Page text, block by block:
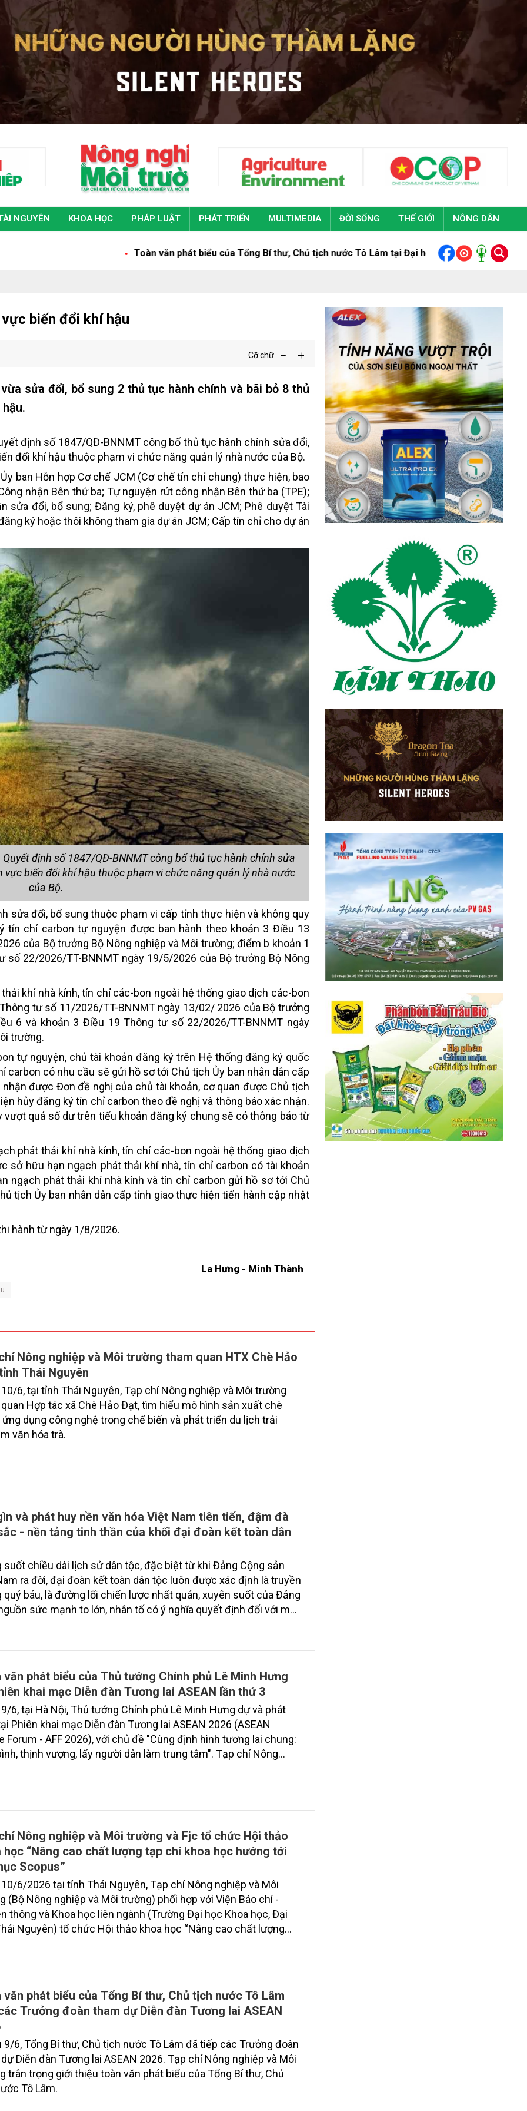
NGUYÊN KHOA HỌC PHÁP LUẬT PHÁT TRIỂN MULTIMEDIA ĐỜI SỐNG THẾ GIỚI NÔNG DÂN
Toàn văn phát biểu của Tổng Bí thư, Chủ tịch nước Tô Lâm tại Đại hội đại biểu toàn quốc Đoàn Thanh
biến đổi khí hậu
Cỡ chữ
sửa đổi, bổ sung 2 thủ tục hành chính và bãi bỏ 8 thủ
định số 1847/QĐ-BNNMT công bố thủ tục hành chính sửa đổi,
đổi khí hậu thuộc phạm vi chức năng quản lý nhà nước của Bộ.
ban Hỗn hợp Cơ chế JCM (Cơ chế tín chỉ chung) thực hiện, bao
nhận Bên thứ ba; Tự nguyện rút công nhận Bên thứ ba (TPE);
sửa đổi, bổ sung; Đăng ký, phê duyệt dự án JCM; Phê duyệt Tài
ký hoặc thôi không tham gia dự án JCM; Cấp tín chỉ cho dự án
định số 1847/QĐ-BNNMT công bố thủ tục hành chính sửa
biến đổi khí hậu thuộc phạm vi chức năng quản lý nhà nước
của Bộ.
sửa đổi, bổ sung thuộc phạm vi cấp tỉnh thực hiện và không quy
tín chỉ carbon tự nguyện được ban hành theo khoản 3 Điều 13
của Bộ trưởng Bộ Nông nghiệp và Môi trường; điểm b khoản 1
số 22/2026/TT-BNNMT ngày 19/5/2026 của Bộ trưởng Bộ Nông
khí nhà kính, tín chỉ các-bon ngoài hệ thống giao dịch các-bon
tư số 11/2026/TT-BNNMT ngày 13/02/ 2026 của Bộ trưởng
6 và khoản 3 Điều 19 Thông tư số 22/2026/TT-BNNMT ngày
trường.
tự nguyện, chủ tài khoản đăng ký trên Hệ thống đăng ký quốc
carbon có nhu cầu sẽ gửi hồ sơ tới Chủ tịch Ủy ban nhân dân cấp
được Đơn đề nghị của chủ tài khoản, cơ quan được Chủ tịch
hủy đăng ký tín chỉ carbon theo đề nghị và thông báo xác nhận.
quá số dư trên tiểu khoản đăng ký chung sẽ có thông báo từ
phát thải khí nhà kính, tín chỉ các-bon ngoài hệ thống giao dịch
sở hữu hạn ngạch phát thải khí nhà, tín chỉ carbon có tài khoản
ngạch phát thải khí nhà kính và tín chỉ carbon gửi hồ sơ tới Chủ
tịch Ủy ban nhân dân cấp tỉnh giao thực hiện tiến hành cập nhật
hành từ ngày 1/8/2026.
La Hưng - Minh Thành
Nông nghiệp và Môi trường tham quan HTX Chè Hảo
Thái Nguyên
6, tại tỉnh Thái Nguyên, Tạp chí Nông nghiệp và Môi trường
Hợp tác xã Chè Hảo Đạt, tìm hiểu mô hình sản xuất chè
ứng dụng công nghệ trong chế biến và phát triển du lịch trải
văn hóa trà.
và phát huy nền văn hóa Việt Nam tiên tiến, đậm đà
- nền tảng tinh thần của khối đại đoàn kết toàn dân
suốt chiều dài lịch sử dân tộc, đặc biệt từ khi Đảng Cộng sản
ra đời, đại đoàn kết toàn dân tộc luôn được xác định là truyền
quý báu, là đường lối chiến lược nhất quán, xuyên suốt của Đảng
sức mạnh to lớn, nhân tố có ý nghĩa quyết định đối với mọi
Việt Nam, từ đấu tranh giành độc lập dân tộc đến công
mới và hội nhập quốc tế. Vì vậy, việc không ngừng củng cố,
và phát huy sức mạnh đại đoàn kết toàn dân tộc luôn là yêu
tính nguyên tắc, có ý nghĩa quyết định đối với sự phát triển bền
đất nước.
văn phát biểu của Thủ tướng Chính phủ Lê Minh Hưng
khai mạc Diễn đàn Tương lai ASEAN lần thứ 3
6, tại Hà Nội, Thủ tướng Chính phủ Lê Minh Hưng dự và phát
Phiên khai mạc Diễn đàn Tương lai ASEAN 2026 (ASEAN
Forum - AFF 2026), với chủ đề "Cùng định hình tương lai chung:
thịnh vượng, lấy người dân làm trung tâm". Tạp chí Nông
Nông nghiệp và Môi trường và Fjc tổ chức Hội thảo
học “Nâng cao chất lượng tạp chí khoa học hướng tới
Scopus”
6/2026 tại tỉnh Thái Nguyên, Tạp chí Nông nghiệp và Môi
(Bộ Nông nghiệp và Môi trường) phối hợp với Viện Báo chí -
thông và Khoa học liên ngành (Trường Đại học Khoa học, Đại
Nguyên) tổ chức Hội thảo khoa học “Nâng cao chất lượng
văn phát biểu của Tổng Bí thư, Chủ tịch nước Tô Lâm
Trưởng đoàn tham dự Diễn đàn Tương lai ASEAN
9/6, Tổng Bí thư, Chủ tịch nước Tô Lâm đã tiếp các Trưởng đoàn
Diễn đàn Tương lai ASEAN 2026. Tạp chí Nông nghiệp và Môi
trân trọng giới thiệu toàn văn phát biểu của Tổng Bí thư, Chủ
Tô Lâm.